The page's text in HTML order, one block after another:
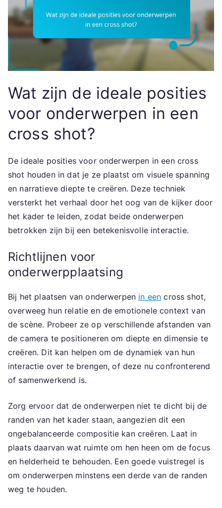
Wat zijn de ideale posities
voor onderwerpen in een
cross shot?
De ideale posities voor onderwerpen in een cross
shot houden in dat je ze plaatst om visuele spanning
en narratieve diepte te creëren. Deze techniek
versterkt het verhaal door het oog van de kijker door
het kader te leiden, zodat beide onderwerpen
betrokken zijn bij een betekenisvolle interactie.
Richtlijnen voor
onderwerpplaatsing
Bij het plaatsen van onderwerpen in een cross shot,
overweeg hun relatie en de emotionele context van
de scène. Probeer ze op verschillende afstanden van
de camera te positioneren om diepte en dimensie te
creëren. Dit kan helpen om de dynamiek van hun
interactie over te brengen, of deze nu confronterend
of samenwerkend is.
Zorg ervoor dat de onderwerpen niet te dicht bij de
randen van het kader staan, aangezien dit een
ongebalanceerde compositie kan creëren. Laat in
plaats daarvan wat ruimte om hen heen om de focus
en helderheid te behouden. Een goede vuistregel is
om onderwerpen minstens een derde van de randen
weg te houden.